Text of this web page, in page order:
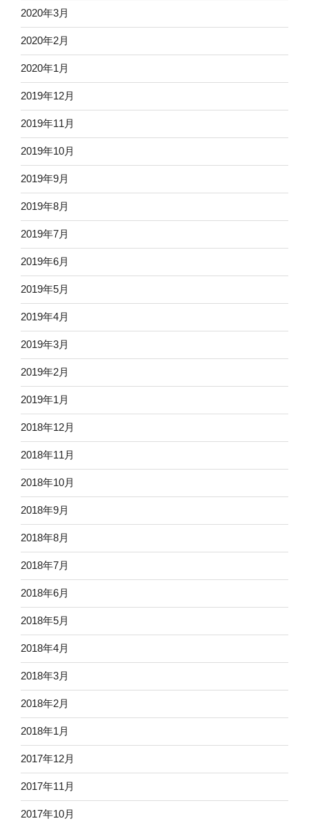
2020年3月
2020年2月
2020年1月
2019年12月
2019年11月
2019年10月
2019年9月
2019年8月
2019年7月
2019年6月
2019年5月
2019年4月
2019年3月
2019年2月
2019年1月
2018年12月
2018年11月
2018年10月
2018年9月
2018年8月
2018年7月
2018年6月
2018年5月
2018年4月
2018年3月
2018年2月
2018年1月
2017年12月
2017年11月
2017年10月